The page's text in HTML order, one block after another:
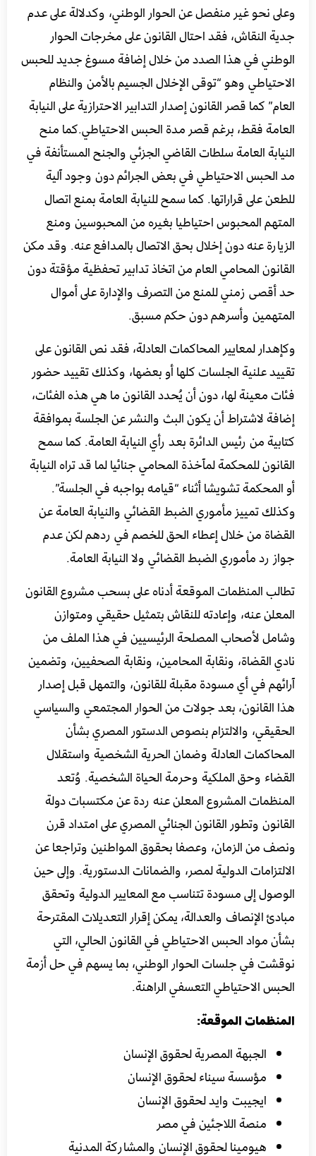
وعلى نحو غير منفصل عن الحوار الوطني، وكدلالة على عدم
جدية النقاش، فقد احتال القانون على مخرجات الحوار
الوطني في هذا الصدد من خلال إضافة مسوغ جديد للحبس
الاحتياطي وهو “توقى الإخلال الجسيم بالأمن والنظام
العام”كما قصر القانون إصدار التدابير الاحترازية على النيابة
العامة فقط، برغم قصر مدة الحبس الاحتياطي.كما منح
النيابة العامة سلطات القاضي الجزئي والجنح المستأنفة في
مد الحبس الاحتياطي في بعض الجرائم دون وجود آلية
للطعن على قراراتها.كما سمح للنيابة العامة بمنع اتصال
المتهم المحبوس احتياطيا بغيره من المحبوسين ومنع
الزيارة عنه دون إخلال بحق الاتصال بالمدافع عنه. وقد مكن
القانون المحامي العام من اتخاذ تدابير تحفظية مؤقتة دون
حد أقصى زمني للمنع من التصرف والإدارة على أموال
المتهمين وأسرهم دون حكم مسبق.
وكإهدار لمعايير المحاكمات العادلة، فقد نص القانون على
تقييد علنية الجلسات كلها أو بعضها، وكذلك تقييد حضور
فئات معينة لها، دون أن يُحدد القانون ما هي هذه الفئات،
إضافة لاشتراط أن يكون البث والنشر عن الجلسة بموافقة
كتابية من رئيس الدائرة بعد رأي النيابة العامة.كما سمح
القانون للمحكمة لمآخذة المحامي جنائيا لما قد تراه النيابة
أو المحكمة تشويشا أثناء “قيامه بواجبه في الجلسة”.
وكذلك تمييز مأموري الضبط القضائي والنيابة العامة عن
القضاة من خلال إعطاء الحق للخصم في ردهم لكن عدم
جواز رد مأموري الضبط القضائي ولا النيابة العامة.
تطالب المنظمات الموقعة أدناه على بسحب مشروع القانون
المعلن عنه، وإعادته للنقاش بتمثيل حقيقي ومتوازن
وشامل لأصحاب المصلحة الرئيسيين في هذا الملف من
نادي القضاة، ونقابة المحامين، ونقابة الصحفيين، وتضمين
آرائهم في أي مسودة مقبلة للقانون، والتمهل قبل إصدار
هذا القانون، بعد جولات من الحوار المجتمعي والسياسي
الحقيقي، والالتزام بنصوص الدستور المصري بشأن
المحاكمات العادلة وضمان الحرية الشخصية واستقلال
القضاء وحق الملكية وحرمة الحياة الشخصية. وُتعد
المنظمات المشروع المعلن عنه ردة عن مكتسبات دولة
القانون وتطور القانون الجنائي المصري على امتداد قرن
ونصف من الزمان، وعصفا بحقوق المواطنين وتراجعا عن
الالتزامات الدولية لمصر، والضمانات الدستورية. وإلى حين
الوصول إلى مسودة تتناسب مع المعايير الدولية وتحقق
مبادئ الإنصاف والعدالة، يمكن إقرار التعديلات المقترحة
بشأن مواد الحبس الاحتياطي في القانون الحالي، التي
نوقشت في جلسات الحوار الوطني، بما يسهم في حل أزمة
الحبس الاحتياطي التعسفي الراهنة.
المنظمات الموقعة:
الجبهة المصرية لحقوق الإنسان
مؤسسة سيناء لحقوق الإنسان
ايجيبت وايد لحقوق الإنسان
منصة اللاجئين في مصر
هيومينا لحقوق الإنسان والمشاركة المدنية